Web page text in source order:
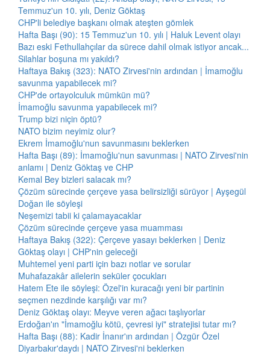
Temmuz'un 10. yılı, Deniz Göktaş
CHP'li belediye başkanı olmak ateşten gömlek
Hafta Başı (90): 15 Temmuz'un 10. yılı | Haluk Levent olayı
Bazı eski Fethullahçılar da sürece dahil olmak istiyor ancak...
Silahlar boşuna mı yakıldı?
Haftaya Bakış (323): NATO Zirvesi'nin ardından | İmamoğlu
savunma yapabilecek mi?
CHP'de ortayolculuk mümkün mü?
İmamoğlu savunma yapabilecek mi?
Trump bizi niçin öptü?
NATO bizim neyimiz olur?
Ekrem İmamoğlu'nun savunmasını beklerken
Hafta Başı (89): İmamoğlu'nun savunması | NATO Zirvesi'nin
anlamı | Deniz Göktaş ve CHP
Kemal Bey bizleri salacak mı?
Çözüm sürecinde çerçeve yasa belirsizliği sürüyor | Ayşegül
Doğan ile söyleşi
Neşemizi tabii ki çalamayacaklar
Çözüm sürecinde çerçeve yasa muamması
Haftaya Bakış (322): Çerçeve yasayı beklerken | Deniz
Göktaş olayı | CHP'nin geleceği
Muhtemel yeni parti için bazı notlar ve sorular
Muhafazakâr ailelerin seküler çocukları
Hatem Ete ile söyleşi: Özel'in kuracağı yeni bir partinin
seçmen nezdinde karşılığı var mı?
Deniz Göktaş olayı: Meyve veren ağacı taşlıyorlar
Erdoğan'ın "İmamoğlu kötü, çevresi iyi" stratejisi tutar mı?
Hafta Başı (88): Kadir İnanır'ın ardından | Özgür Özel
Diyarbakır'daydı | NATO Zirvesi'ni beklerken